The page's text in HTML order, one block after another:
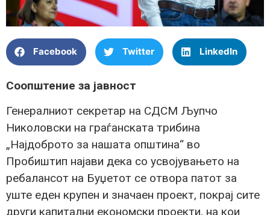
Facebook Twitter LinkedIn
Соопштение за јавност
Генералниот секретар на СДСМ Љупчо
Николовски на граѓанската трибина
„Најдоброто за нашата општина“ во
Пробиштип најави дека со усвојувањето на
ребалансот на Буџетот се отвора патот за
уште еден крупен и значаен проект, покрај сите
други капитални економски проекти, на кои